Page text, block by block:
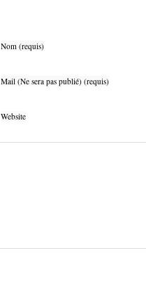
Nom (requis)
Mail (Ne sera pas publié) (requis)
Website